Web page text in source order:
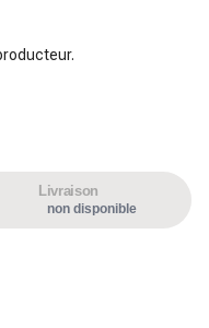
Livraison
non disponible